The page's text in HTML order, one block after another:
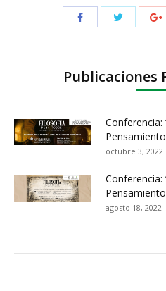
Publicaciones
Conferencia:
octubre 3, 2022
Conferencia:
agosto 18, 2022